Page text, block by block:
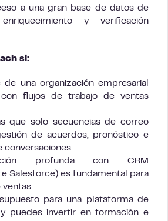
a una gran base de datos de
y verificación
si:
de una organización empresarial
flujos de trabajo de ventas
que solo secuencias de correo
de acuerdos, pronóstico e
conversaciones
profunda con CRM
Salesforce) es fundamental para
ventas
para una plataforma de
puedes invertir en formación e